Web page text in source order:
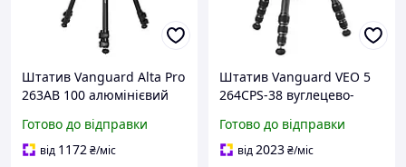
Штатив Vanguard Alta Pro
263AB 100 алюмінієвий
SBH-100 максимальна
висота 173 см
Готово до відправки
від 1172₴/міс
Штатив Vanguard VEO 5
264CPS-38 вуглецево-
VEO PH-38S максимальна
висота 170 см вага 1.91 кг
Готово до відправки
від2023₴/міс